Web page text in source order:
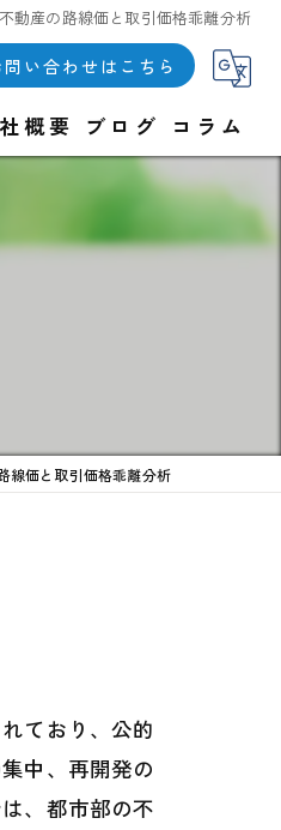
動産の路線価と取引価格乖離分析
問い合わせはこちら
概要 ブログ コラム
線価と取引価格乖離分析
ており、公的
中、再開発の
、都市部の不